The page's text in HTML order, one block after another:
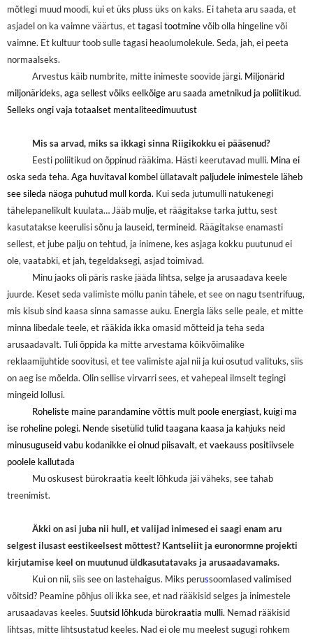
mõtlegi muud moodi, kui et üks pluss üks on kaks. Ei taheta aru saada, et
asjadel on ka vaimne väärtus, ettagasi tootminevõib olla hingeline või
vaimne. Et kultuur toob sulle tagasi heaolumolekule. Seda, jah, ei peeta
normaalseks.
Arvestus käib numbrite, mitte inimeste soovide järgi. Miljonärid
miljonärideks, aga sellest võiks eelkõige aru saada ametnikud ja poliitikud.
Selleks ongi vaja totaalset mentaliteedimuutust
Mis sa arvad, miks sa ikkagi sinna Riigikokku ei pääsenud?
Eesti poliitikud on õppinud rääkima. Hästi keerutavad mulli. Mina ei
oska seda teha. Aga huvitaval kombel üllatavalt paljudele inimestele läheb
see sileda näoga puhutud mull korda. Kui seda jutumulli natukenegi
tähelepanelikult kuulata… Jääb mulje, et räägitakse tarka juttu, sest
kasutatakse keerulisi sõnu ja lauseid, termineid. Räägitakse enamasti
sellest, et jube palju on tehtud, ja inimene, kes asjaga kokku puutunud ei
ole, vaatabki, et jah, tegeldaksegi, asjad toimivad.
Minu jaoks oli päris raske jääda lihtsa, selge ja arusaadava keele
juurde. Keset seda valimiste möllu panin tähele, et see on nagu tsentrifuug,
mis kisub sind kaasa sinna samasse auku. Energia läks selle peale, et mitte
minna libedale teele, et rääkida ikka omasid mõtteid ja teha seda
arusaadavalt. Tuli õppida ka mitte arvestama kõikvõimalike
reklaamijuhtide soovitusi, et tee valimiste ajal nii ja kui osutud valituks, siis
on aeg ise mõelda. Olin sellise virvarri sees, et vahepeal ilmselt tegingi
mingeid lollusi.
Roheliste maine parandamine võttis mult poole energiast, kuigi ma
ise roheline polegi. Nende sisetülid tulid taagana kaasa ja kahjuks neid
minusuguseid vabu kodanikke ei olnud piisavalt, et vaekauss positiivsele
poolele kallutada
Mu oskusest bürokraatia keelt lõhkuda jäi väheks, see tahab
treenimist.
Äkki on asi juba nii hull, et valijad inimesed ei saagi enam aru
selgest ilusast eestikeelsest mõttest? Kantseliit ja euronormne projekti
kirjutamise keel on muutunud üldkasutatavaks ja arusaadavamaks.
Kui on nii, siis see on lastehaigus. Miks perussoomlased valimised
võitsid? Peamine põhjus oli ikka see, et nad rääkisid selges ja inimestele
arusaadavas keeles. Suutsid lõhkuda bürokraatia mulli. Nemad rääkisid
lihtsas, mitte lihtsustatud keeles. Nad ei ole mu meelest sugugi rohkem